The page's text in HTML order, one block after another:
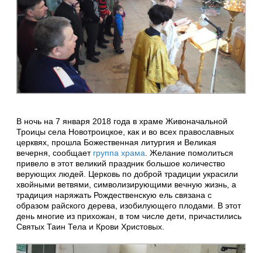
В ночь на 7 января 2018 года в храме Живоначальной
Троицы села Новотроицкое, как и во всех православных
церквях, прошла Божественная литургия и Великая
вечерня, сообщает группа храма . Желание помолиться
привело в этот великий праздник большое количество
верующих людей. Церковь по доброй традиции украсили
хвойными ветвями, символизирующими вечную жизнь, а
традиция наряжать Рождественскую ель связана с
образом райского дерева, изобилующего плодами. В этот
день многие из прихожан, в том числе дети, причастились
Святых Таин Тела и Крови Христовых.